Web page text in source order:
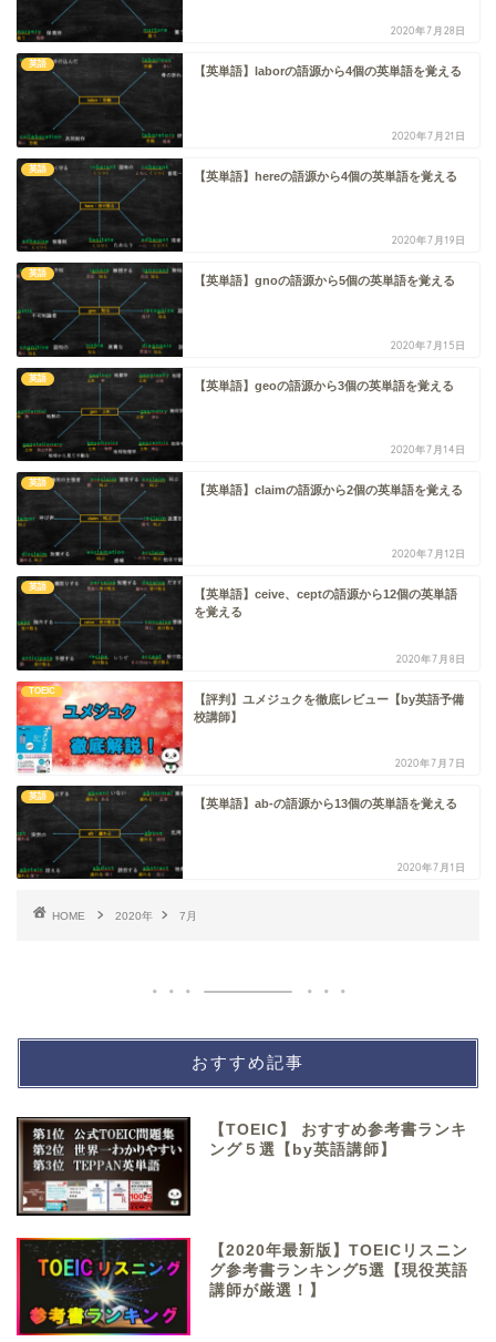
2020年7月28日
英語
【英単語】laborの語源から4個の英単語を覚える
2020年7月21日
英語
【英単語】hereの語源から4個の英単語を覚える
2020年7月19日
英語
【英単語】gnoの語源から5個の英単語を覚える
2020年7月15日
英語
【英単語】geoの語源から3個の英単語を覚える
2020年7月14日
英語
【英単語】claimの語源から2個の英単語を覚える
2020年7月12日
英語
【英単語】ceive、ceptの語源から12個の英単語
を覚える
2020年7月8日
TOEIC
【評判】ユメジュクを徹底レビュー【by英語予備
校講師】
2020年7月7日
英語
【英単語】ab-の語源から13個の英単語を覚える
2020年7月1日
HOME 2020年 7月
おすすめ記事
【TOEIC】 おすすめ参考書ランキ
ング５選【by英語講師】
【2020年最新版】TOEICリスニン
グ参考書ランキング5選【現役英語
講師が厳選！】